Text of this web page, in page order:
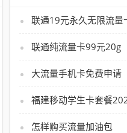
联通19元永久无限流量
联通纯流量卡99元20g
大流量手机卡免费申请
福建移动学生卡套餐
怎样购买流量加油包